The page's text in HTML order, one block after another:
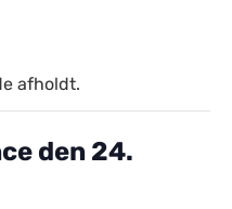
afholdt.
den 24.